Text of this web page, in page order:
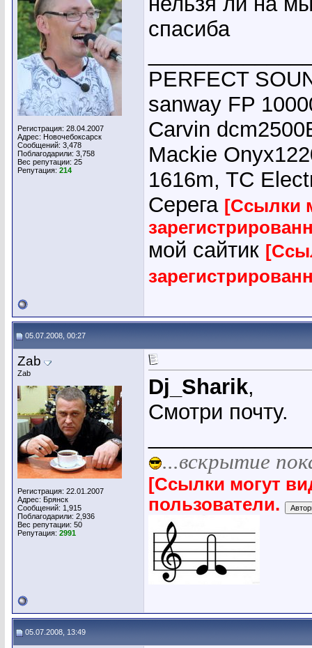
Регистрация: 28.04.2007
Адрес: Новочебоксарск
Сообщений: 3,478
Поблагодарили: 3,758
Вес репутации: 25
Репутация: 214
спасиба
PERFECT
sanway FP
Carvin
Mackie
1616m, TC
Серега [Ссылки
мой сайтик
05.07.2008, 00:27
Zab
Zab
Регистрация: 22.01.2007
Адрес: Брянск
Сообщений: 1,915
Поблагодарили: 2,936
Вес репутации: 50
Репутация: 2991
Dj_Sharik,
Смотри почту.
...вскрытие
[Ссылки могут
пользователи.
05.07.2008, 13:49